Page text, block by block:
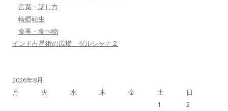
言葉・話し方
輪廻転生
食事・食べ物
インド占星術の広場 ダルシャナ２
2026年8月
月
火 水 木 金 土 日
1
2